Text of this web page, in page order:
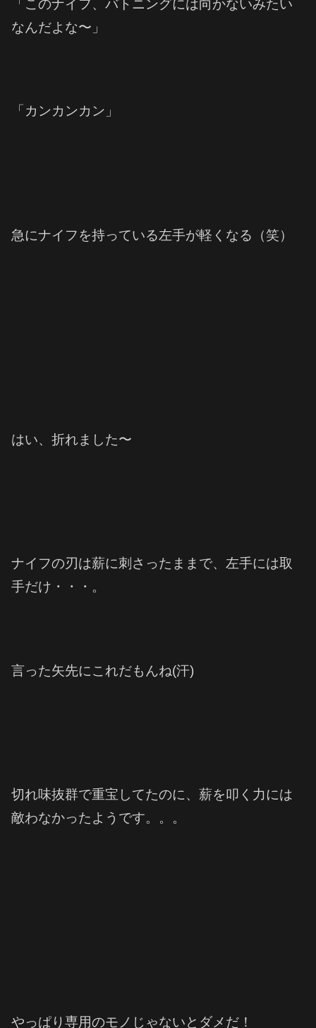
「このナイフ、バトニングには向かないみたい
なんだよな〜」
「カンカンカン」
急にナイフを持っている左手が軽くなる（笑）
はい、折れました〜
ナイフの刃は薪に刺さったままで、左手には取
手だけ・・・。
言った矢先にこれだもんね(汗)
切れ味抜群で重宝してたのに、薪を叩く力には
敵わなかったようです。。。
やっぱり専用のモノじゃないとダメだ！